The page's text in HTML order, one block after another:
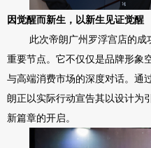
因觉醒而新生，以新生见证觉醒
此次帝朗广州罗浮宫店的
重要节点。它不仅仅是品牌形象
与高端消费市场的深度对话。通
朗正以实际行动宣告其以设计为
新篇章的开启。